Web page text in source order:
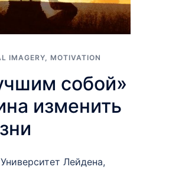
IMAGERY, MOTIVATION
собой»
изменить
Лейдена,